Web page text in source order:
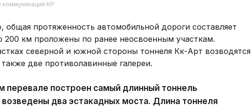
коммуникаций КР
общая протяженность автомобильной дороги составляет
200 км проложены по ранее неосвоенным участкам.
северной и южной стороны тоннеля Көк-Арт возводятся
две противолавинные галереи.
перевале построен самый длинный тоннель
возведены два эстакадных моста. Длина тоннеля